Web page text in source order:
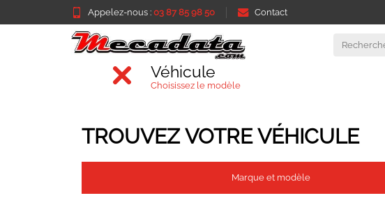
Appelez-nous : 03 87 85 98 50 Contact
Véhicule
Choisissez le modèle
TROUVEZ VOTRE VÉHICULE
Marque et modèle